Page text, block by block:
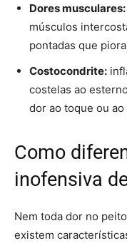
Dores musculares:
músculos
pontadas que
Costocondrite:
costelas ao
dor ao toque ou
Como
inofensiva
Nem toda dor no
existem